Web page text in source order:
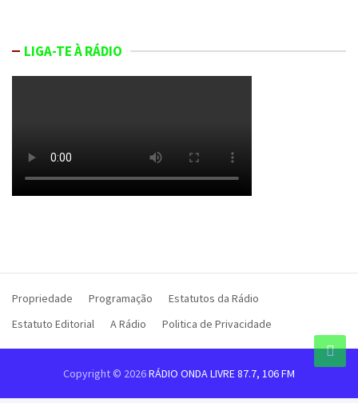
LIGA-TE À RÁDIO
Propriedade Programação
Estatutos da Rádio
Estatuto Editorial
A Rádio Politica de Privacidade
Copyright © 2026RÁDIO ONDA LIVRE 87.7, 106 FM